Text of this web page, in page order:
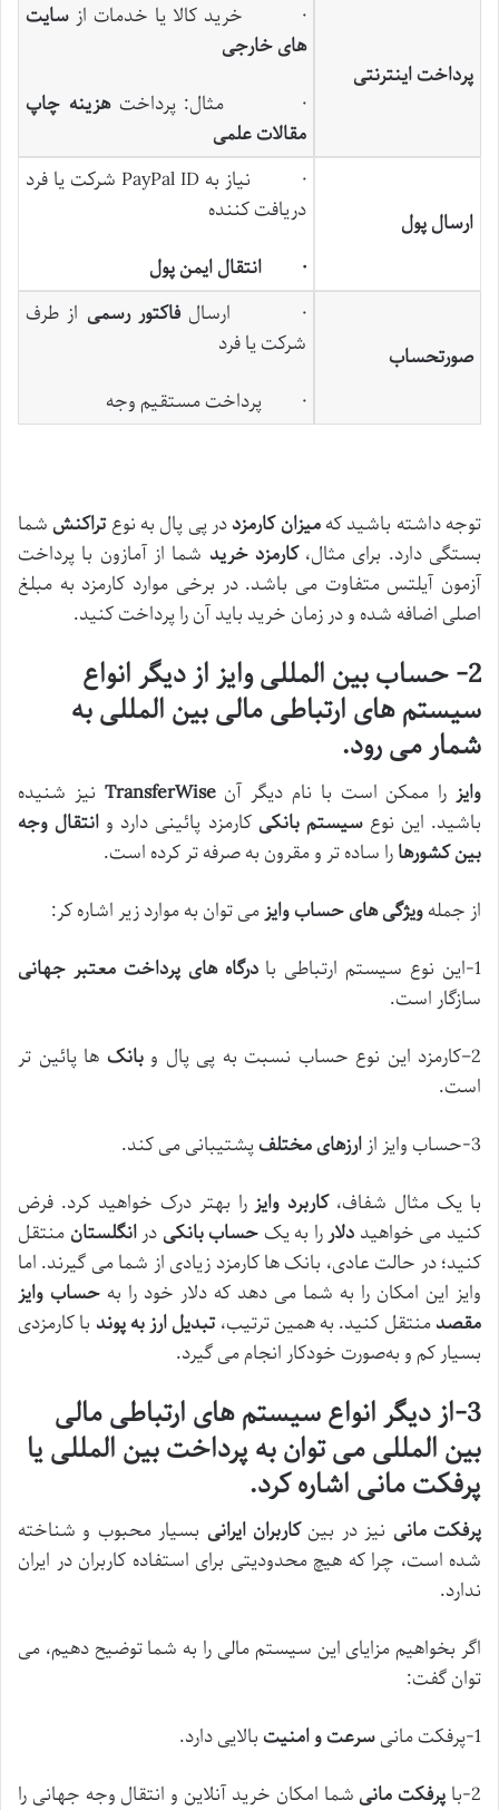
پرداخت اینترنتی
· خرید کالا یا خدمات از سایت
های خارجی
· مثال: پرداختهزینه چاپ
مقالات علمی
ارسال پول
· نیاز به PayPal ID شرکت یا فرد
دریافت کننده
·انتقال ایمن پول
صورتحساب
· ارسالفاکتور رسمی از طرف
شرکت یا فرد
· پرداخت مستقیم وجه
توجه داشته باشید کهمیزان کارمزددر پی پال به نوعتراکنش شما
بستگی دارد. برای مثال،کارمزد خرید شما از آمازون با پرداخت
آزمون آیلتس متفاوت می باشد. در برخی موارد کارمزد به مبلغ
اصلی اضافه شده و در زمان خرید باید آن را پرداخت کنید.
2- حساب بین المللی وایز از دیگر انواع
سیستم های ارتباطی مالی بین المللی به
شمار می رود.
وایزرا ممکن است با نام دیگر آنTransferWise نیز شنیده
باشید. این نوعسیستم بانکی کارمزد پائینی دارد و انتقال وجه
بین کشورهارا ساده تر و مقرون به صرفه تر کرده است.
از جملهویژگی های حساب وایزمی توان به موارد زیر اشاره کر:
1-این نوع سیستم ارتباطی با
درگاه های پرداخت معتبر جهانی
سازگار است.
2–کارمزد این نوع حساب نسبت به پی پال و
بانک ها پائین تر
است.
3-حساب وایز از
ارزهای مختلفپشتیبانی می کند.
با یک مثال شفاف،کاربرد وایزرا بهتر درک خواهید کرد. فرض
کنید می ‌خواهید دلاررا به یکحساب بانکی درانگلستان منتقل
کنید؛ در حالت عادی، بانک‌ ها کارمزد زیادی از شما می ‌گیرند. اما
وایز این امکان را به شما می دهد که دلار خود را به حساب وایز
مقصدمنتقل کنید. به همین ترتیب،تبدیل ارز به پوند با کارمزدی
بسیار کم و به‌صورت خودکار انجام می گیرد.
3-از دیگر انواع سیستم های ارتباطی مالی
بین المللی می توان به پرداخت بین المللی یا
پرفکت مانی اشاره کرد.
پرفکت مانی نیز در بینکاربران ایرانی بسیار محبوب و شناخته
شده است، چرا که هیچ محدودیتی برای استفاده کاربران در ایران
ندارد.
اگر بخواهیم مزایای این سیستم مالی را به شما توضیح دهیم، می
توان گفت:
1-پرفکت مانی
سرعت و امنیتبالایی دارد.
2-با
پرفکت مانی شما امکان خرید آنلاین و انتقال وجه جهانی را